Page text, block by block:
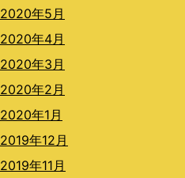
2020年5月
2020年4月
2020年3月
2020年2月
2020年1月
2019年12月
2019年11月